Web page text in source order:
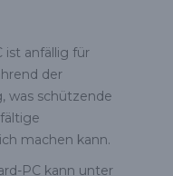
ist anfällig für
der
was schützende
machen kann.
PC kann unter